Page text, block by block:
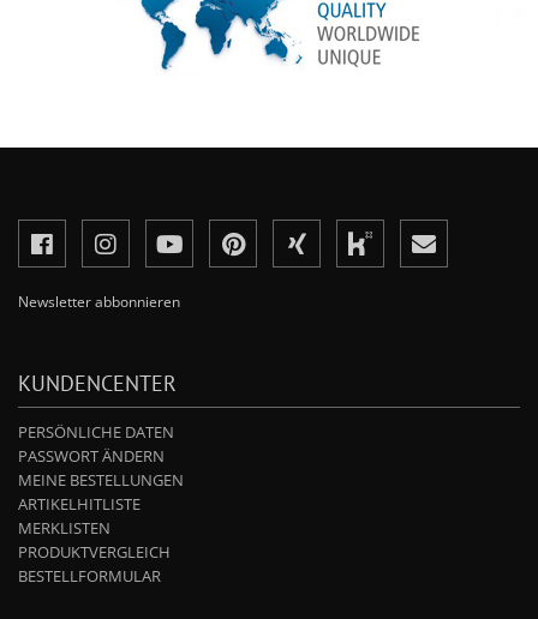
Newsletter abbonnieren
KUNDENCENTER
PERSÖNLICHE DATEN
PASSWORT ÄNDERN
MEINE BESTELLUNGEN
ARTIKELHITLISTE
MERKLISTEN
PRODUKTVERGLEICH
BESTELLFORMULAR